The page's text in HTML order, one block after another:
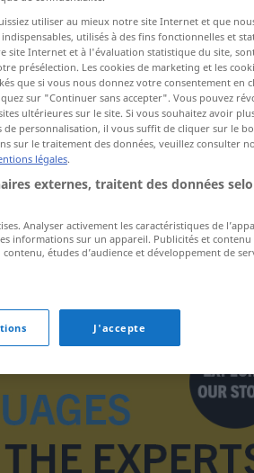
utiliser au mieux notre site Internet et que
utilisés à des fins fonctionnelles et
site Internet et à l'évaluation statistique du site,
présélection. Les cookies de marketing et les
que si vous nous donnez votre consentement en
sur "Continuer sans accepter". Vous pouvez
ultérieures sur le site. Si vous souhaitez avoir
personnalisation, il vous suffit de cliquer sur le
sur le traitement des données, veuillez consulter
légales.
externes, traitent des données
Analyser activement les caractéristiques de
informations sur un appareil. Publicités et contenu
études d’audience et développement de
J'accepte